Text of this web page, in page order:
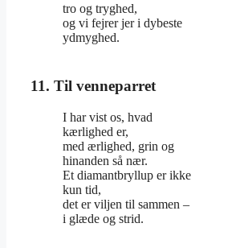
tro og tryghed,
og vi fejrer jer i dybeste
ydmyghed.
11. Til venneparret
I har vist os, hvad
kærlighed er,
med ærlighed, grin og
hinanden så nær.
Et diamantbryllup er ikke
kun tid,
det er viljen til sammen –
i glæde og strid.